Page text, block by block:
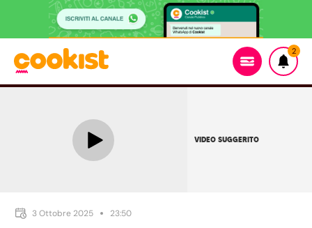
2
VIDEO SUGGERITO
3 Ottobre 2025 23:50